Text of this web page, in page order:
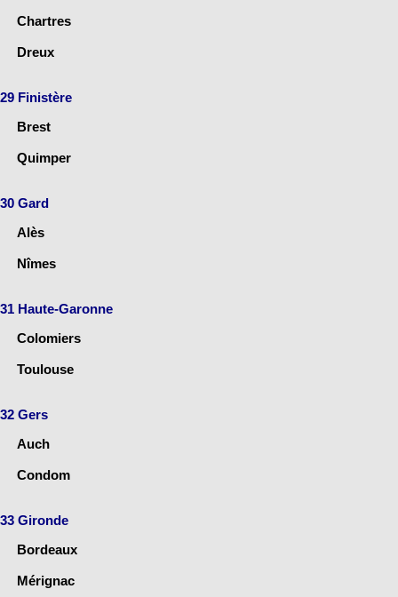
Chartres
Dreux
29 Finistère
Brest
Quimper
30 Gard
Alès
Nîmes
31 Haute-Garonne
Colomiers
Toulouse
32 Gers
Auch
Condom
33 Gironde
Bordeaux
Mérignac